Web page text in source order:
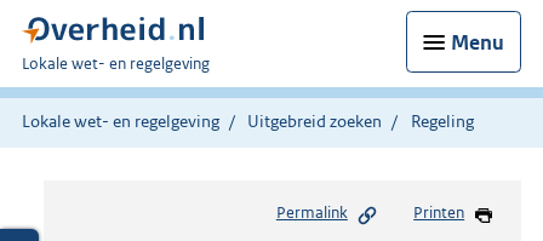
Menu
U
bent
hier:
Lokale wet- en regelgeving
Lokale wet- en regelgeving Uitgebreid zoeken Regeling
Permalink Printen